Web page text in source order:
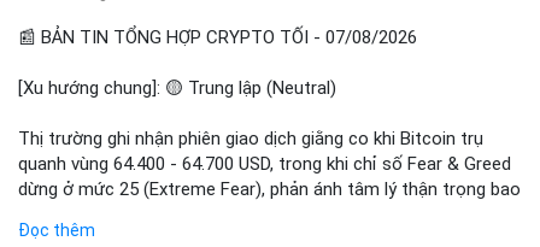
• Google Trends Việt Nam: Các chủ đề về bóng đá (Man Utd,
Viettel) và các từ khóa đời sống khác đang chiếm ưu thế.
💬 DÒNG CHẢY TIN TỨC & TRUYỀN THÔNG
năm tù đối với Sam Bankman-Fried (FTX).
• Tin tức vĩ mô: Cảnh báo về tình trạng stagflation (lạm phát
đình trệ) từ dữ liệu PMI của Mỹ; thu nhập của người Mỹ đang
• Tin tức Binance: Binance chuẩn bị nâng cấp dịch vụ giao dịch
📰 BẢN TIN TỔNG HỢP CRYPTO TỐI - 07/08/2026
[Xu hướng chung]: 🟡 Trung lập (Neutral)
Thị trường ghi nhận phiên giao dịch giằng co khi Bitcoin trụ
quanh vùng 64.400 - 64.700 USD, trong khi chỉ số Fear & Greed
dừng ở mức 25 (Extreme Fear), phản ánh tâm lý thận trọng bao
Đọc thêm